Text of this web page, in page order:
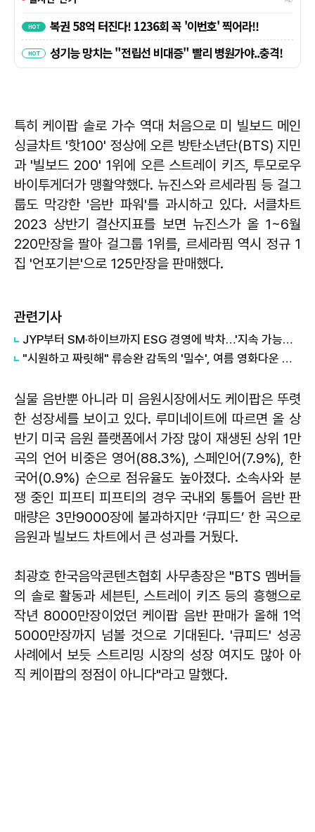
특히 케이팝 솔로 가수 역대 처음으로 미 빌보드 메인
싱글차트 '핫100' 정상에 오른 방탄소년단(BTS) 지민
과 '빌보드 200' 1위에 오른 스트레이 키즈, 투모로우
바이투게더가 맹활약했다. 뉴진스와 르세라핌 등 걸그
룹도 막강한 '음반 파워'를 과시하고 있다. 서클차트
2023 상반기 결산지표를 보면 뉴진스가 올 1~6월
220만장을 팔아 걸그룹 1위를, 르세라핌 역시 정규 1
집 '언포기븐'으로 125만장을 판매했다.
관련기사
JYP부터 SM·하이브까지 ESG 경영에 박차…'지속 가능한 K팝' 확산
"시원하고 짜릿해" 류승완 감독의 '밀수', 여름 영화다운 쾌감
실물 음반뿐 아니라 미 음원시장에서도 케이팝은 뚜렷
한 성장세를 보이고 있다. 루미네이트에 따르면 올 상
반기 미국 음원 플랫폼에서 가장 많이 재생된 상위 1만
곡의 언어 비중은 영어(88.3%), 스페인어(7.9%), 한
국어(0.9%) 순으로 점유율도 높아졌다. 소속사와 분
쟁 중인 피프티 피프티의 경우 국내외 통틀어 음반 판
매량은 3만9000장에 불과하지만 ‘큐피드’ 한 곡으로
음원과 빌보드 차트에서 큰 성과를 거뒀다.
최광호 한국음악콘텐츠협회 사무총장은 "BTS 멤버들
의 솔로 활동과 세븐틴, 스트레이 키즈 등의 흥행으로
작년 8000만장이었던 케이팝 음반 판매가 올해 1억
5000만장까지 넘볼 것으로 기대된다. '큐피드' 성공
사례에서 보듯 스트리밍 시장의 성장 여지도 많아 아
직 케이팝의 정점이 아니다"라고 말했다.